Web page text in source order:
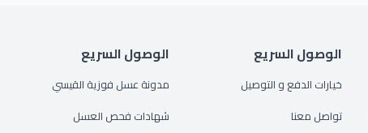
الوصول السريع
خيارات الدفع و التوصيل
تواصل معنا
الوصول السريع
مدونة عسل فوزية القيسي
شهادات فحص العسل